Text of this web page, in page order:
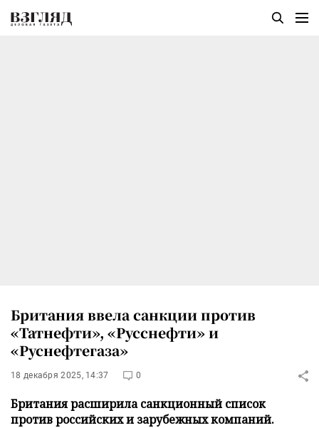
Британия ввела санкции против
«Татнефти», «Русснефти» и
«Руснефтегаза»
18 декабря 2025, 14:37 0
Британия расширила санкционный список
против российских и зарубежных компаний.